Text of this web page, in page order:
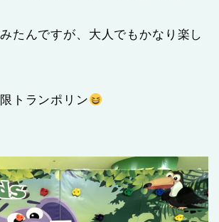
たんですが、大人でもかなり楽し
トランポリン